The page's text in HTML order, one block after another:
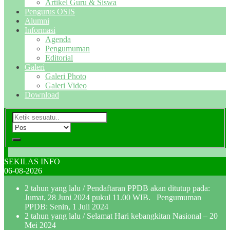
Artikel Guru & Siswa
Pengurus OSIS
Alumni
Informasi
Agenda
Pengumuman
Editorial
Galeri
Galeri Photo
Galeri Video
Download
SEKILAS INFO
06-08-2026
2 tahun yang lalu / Pendaftaran PPDB akan ditutup pada:
Jumat, 28 Juni 2024 pukul 11.00 WIB. Pengumuman
PPDB: Senin, 1 Juli 2024
2 tahun yang lalu / Selamat Hari kebangkitan Nasional – 20
Mei 2024